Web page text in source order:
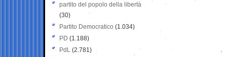
partito del popolo della libertà
(30)
Partito Democratico (1.034)
PD (1.188)
PdL (2.781)